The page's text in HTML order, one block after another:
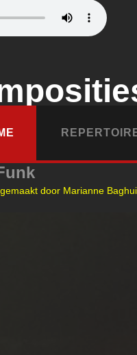
door Marianne